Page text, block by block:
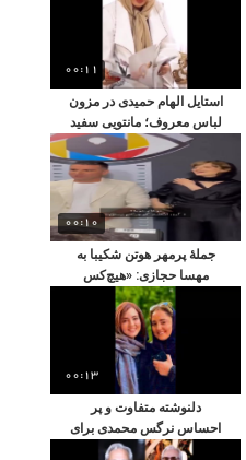
00:11
استایل الهام حمیدی در مزون
لباس معروف؛ مانتویی سفید
و خاص با طرح گل‌های
برجسته
00:10
جمله‌ٔ پرمهر هوتن شکیبا به
مهسا حجازی: «هیچ‌کس
انگشت کوچکهٔ تو نمی‌شه!»
00:13
دلنوشته متفاوت و پر
احساس نرگس محمدی برای
تولد صمیمی‌ترین همراهان